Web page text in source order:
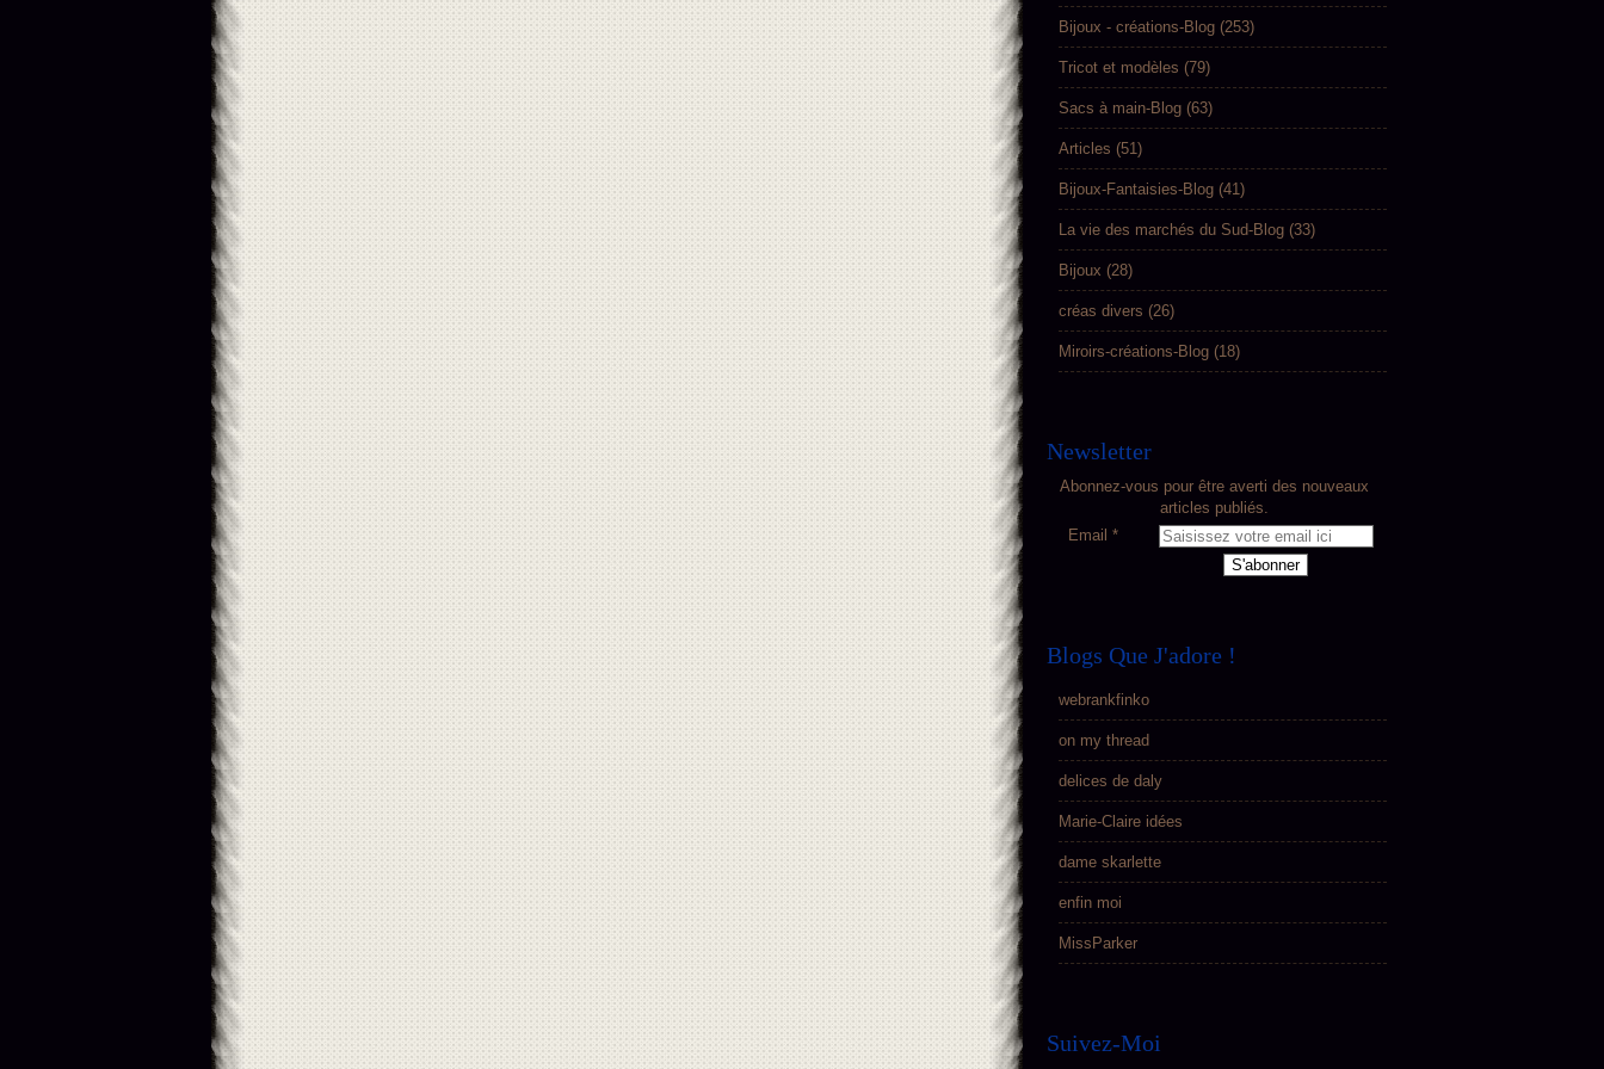
Bijoux - créations-Blog (253)
Tricot et modèles (79)
Sacs à main-Blog (63)
Articles (51)
Bijoux-Fantaisies-Blog (41)
La vie des marchés du Sud-Blog (33)
Bijoux (28)
créas divers (26)
Miroirs-créations-Blog (18)
Newsletter
Abonnez-vous pour être averti des nouveaux
articles publiés.
Email
Blogs Que J'adore !
webrankfinko
on my thread
delices de daly
Marie-Claire idées
dame skarlette
enfin moi
MissParker
Suivez-Moi